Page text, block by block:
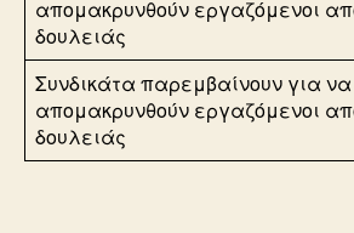
Συνδικάτα παρεμβαίνουν για να
απομακρυνθούν εργαζόμενοι
δουλειάς